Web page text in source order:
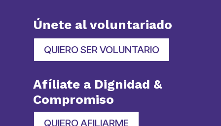
Únete al voluntariado
QUIERO SER VOLUNTARIO
Afíliate a Dignidad &
Compromiso
QUIERO AFILIARME